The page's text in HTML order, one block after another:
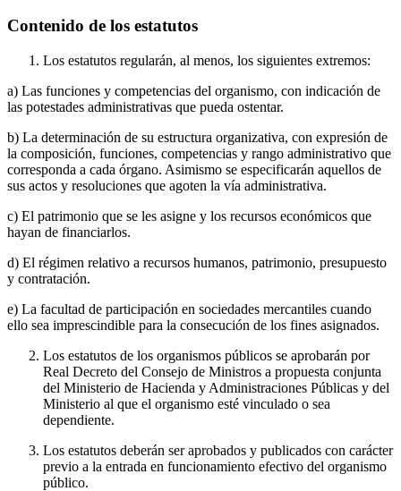
Contenido de los estatutos
Los estatutos regularán, al menos, los siguientes extremos:
a) Las funciones y competencias del organismo, con indicación de
las potestades administrativas que pueda ostentar.
b) La determinación de su estructura organizativa, con expresión de
la composición, funciones, competencias y rango administrativo que
corresponda a cada órgano. Asimismo se especificarán aquellos de
sus actos y resoluciones que agoten la vía administrativa.
c) El patrimonio que se les asigne y los recursos económicos que
hayan de financiarlos.
d) El régimen relativo a recursos humanos, patrimonio, presupuesto
y contratación.
e) La facultad de participación en sociedades mercantiles cuando
ello sea imprescindible para la consecución de los fines asignados.
Los estatutos de los organismos públicos se aprobarán por
Real Decreto del Consejo de Ministros a propuesta conjunta
del Ministerio de Hacienda y Administraciones Públicas y del
Ministerio al que el organismo esté vinculado o sea
dependiente.
Los estatutos deberán ser aprobados y publicados con carácter
previo a la entrada en funcionamiento efectivo del organismo
público.